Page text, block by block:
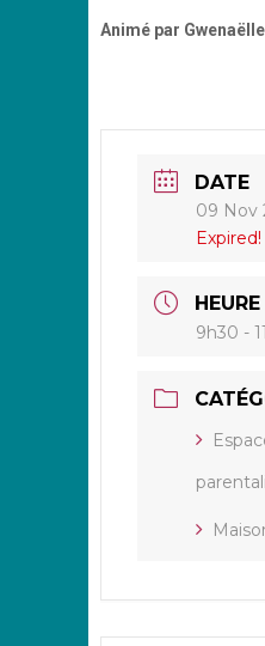
Animé par Gwenaëlle
DATE
09 Nov
Expired!
HEURE
9h30 -